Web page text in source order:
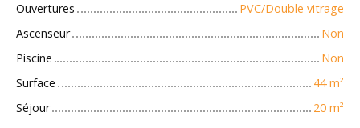
Ouvertures
PVC/Double vitrage
Ascenseur
Non
Piscine
Non
Surface
44m²
Séjour
20 m²